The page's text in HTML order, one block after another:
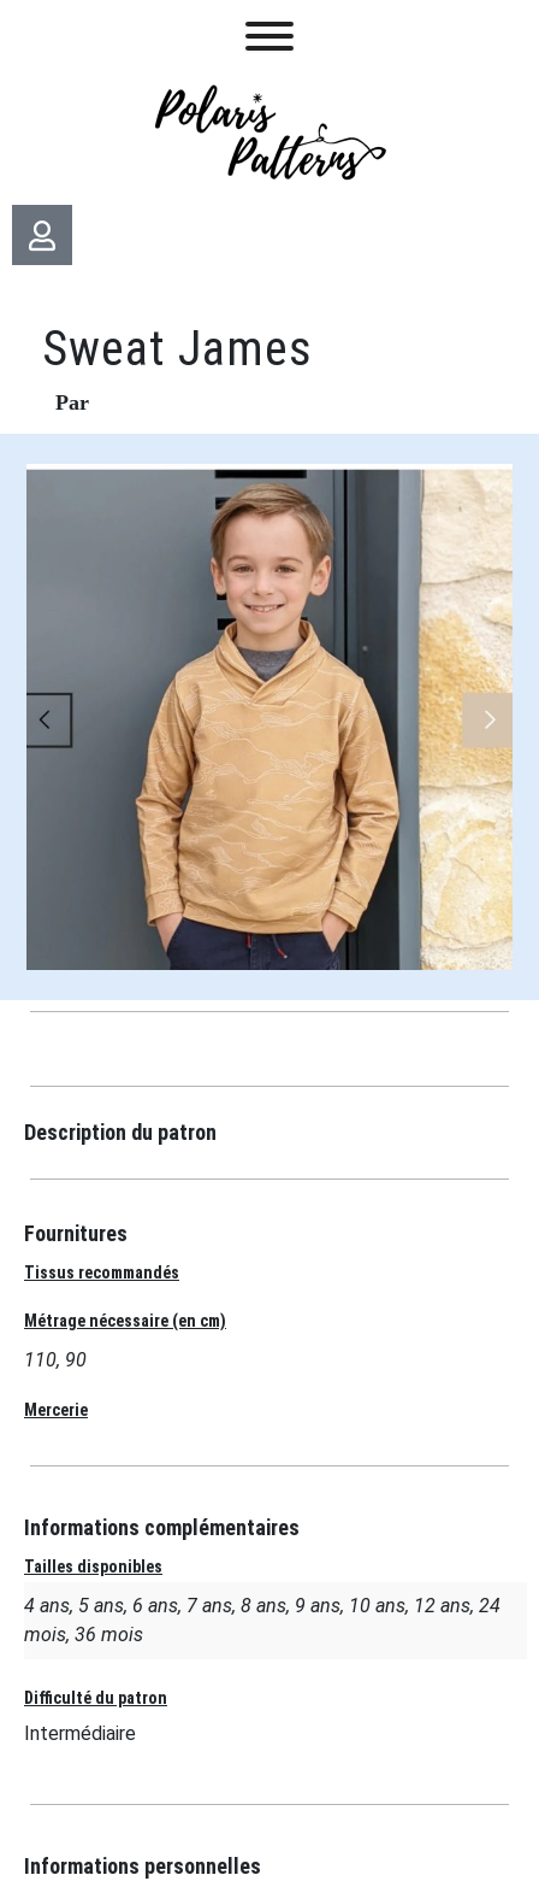
Sweat James
Par
Description du patron
Fournitures
Tissus recommandés
Métrage nécessaire (en cm)
110, 90
Mercerie
Informations complémentaires
Tailles disponibles
4 ans, 5 ans, 6 ans, 7 ans, 8 ans, 9 ans, 10 ans, 12 ans, 24
mois, 36 mois
Difficulté du patron
Intermédiaire
Informations personnelles